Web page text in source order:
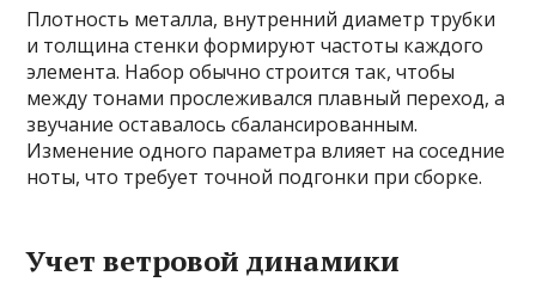
Плотность металла, внутренний диаметр трубки
и толщина стенки формируют частоты каждого
элемента. Набор обычно строится так, чтобы
между тонами прослеживался плавный переход, а
звучание оставалось сбалансированным.
Изменение одного параметра влияет на соседние
ноты, что требует точной подгонки при сборке.
Учет ветровой динамики